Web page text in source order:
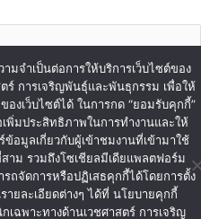
จำเป็นต่อการให้บริการเว็บไซต์ของ
ร์ การเจริญพันธุ์และพันธุกรรม เพื่อให้
องเว็บไซต์ได้ ในการกด “ยอมรับคุกกี้”
พิ่มประสิทธิภาพในการทำงานและให้
อมูลเกี่ยวกับผู้เข้าชมงานที่เข้ามาใช้
าม รวมถึงโซเชียลมีเดียแพลตฟอร์ม
ถจัดการหรือปฏิเสธคุกกี้ได้โดยการตั้ง
ยละเอียดต่างๆ ได้ที่ นโยบายคุกกี้
เฉพาะทางด้านเวชศาสตร์ การเจริญ